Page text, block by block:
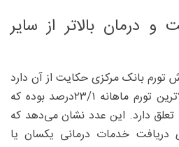
و درمان بالاتر از سایر
تورم بانک مرکزی حکایت از آن دارد
که از بین ۱۲گروه اصلی، بالاترین تورم ماهانه ۱/‏‏۲۳‌درصد بوده که
دارد. این عدد نشان می‌دهد که
دریافت خدمات درمانی یکسان یا